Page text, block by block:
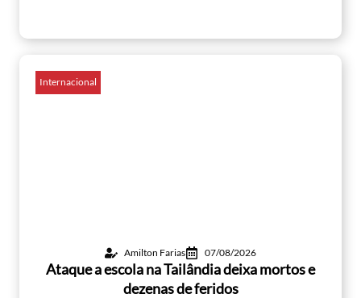
Internacional
Amilton Farias 07/08/2026
Ataque a escola na Tailândia deixa mortos e
dezenas de feridos